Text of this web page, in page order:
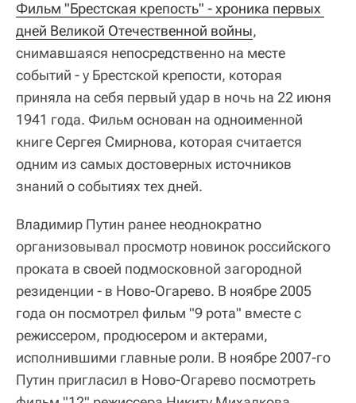
Фильм "Брестская крепость" - хроника первых
дней Великой Отечественной войны,
снимавшаяся непосредственно на месте
событий - у Брестской крепости, которая
приняла на себя первый удар в ночь на 22 июня
1941 года. Фильм основан на одноименной
книге Сергея Смирнова, которая считается
одним из самых достоверных источников
знаний о событиях тех дней.
Владимир Путин ранее неоднократно
организовывал просмотр новинок российского
проката в своей подмосковной загородной
резиденции - в Ново-Огарево. В ноябре 2005
года он посмотрел фильм "9 рота" вместе с
режиссером, продюсером и актерами,
исполнившими главные роли. В ноябре 2007-го
Путин пригласил в Ново-Огарево посмотреть